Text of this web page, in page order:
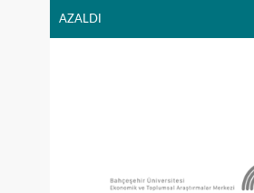
AZALDI